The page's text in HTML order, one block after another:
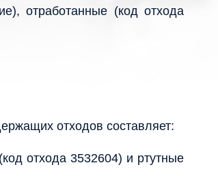
отработанные (код отхода
отходов составляет:
отхода 3532604) и ртутные